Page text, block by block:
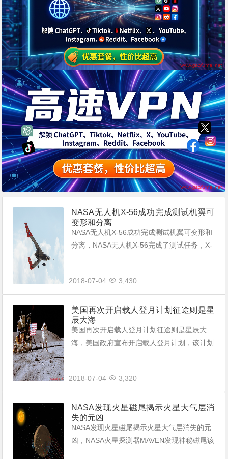
NASA无人机X-56成功完成测试机翼可
变形和分离
NASA无人机X-56成功完成测试机翼可变形和
分离，NASA无人机X-56完成了测试任务，X-
2018-07-04
3,430
美国再次开启载人登月计划征途则是星
辰大海
美国再次开启载人登月计划征途则是星辰大
海，美国政府宣布开启载人登月计划，该计划
2018-07-04
3,320
NASA发现火星磁尾揭示火星大气层消
失的元凶
NASA发现火星磁尾揭示火星大气层消失的元
凶，NASA火星探测器MAVEN发现神秘磁尾该